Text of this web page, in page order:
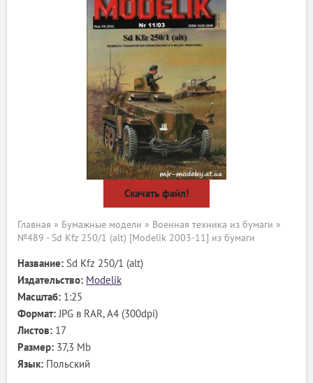
Скачать файл!
Главная » Бумажные модели » Военная техника из бумаги »
№489 - Sd Kfz 250/1 (alt) [Modelik 2003-11] из бумаги
Название: Sd Kfz 250/1 (alt)
Издательство: Modelik
Масштаб: 1:25
Формат:JPG в RAR, А4 (300dpi)
Листов: 17
Размер: 37,3 Mb
Язык: Польский